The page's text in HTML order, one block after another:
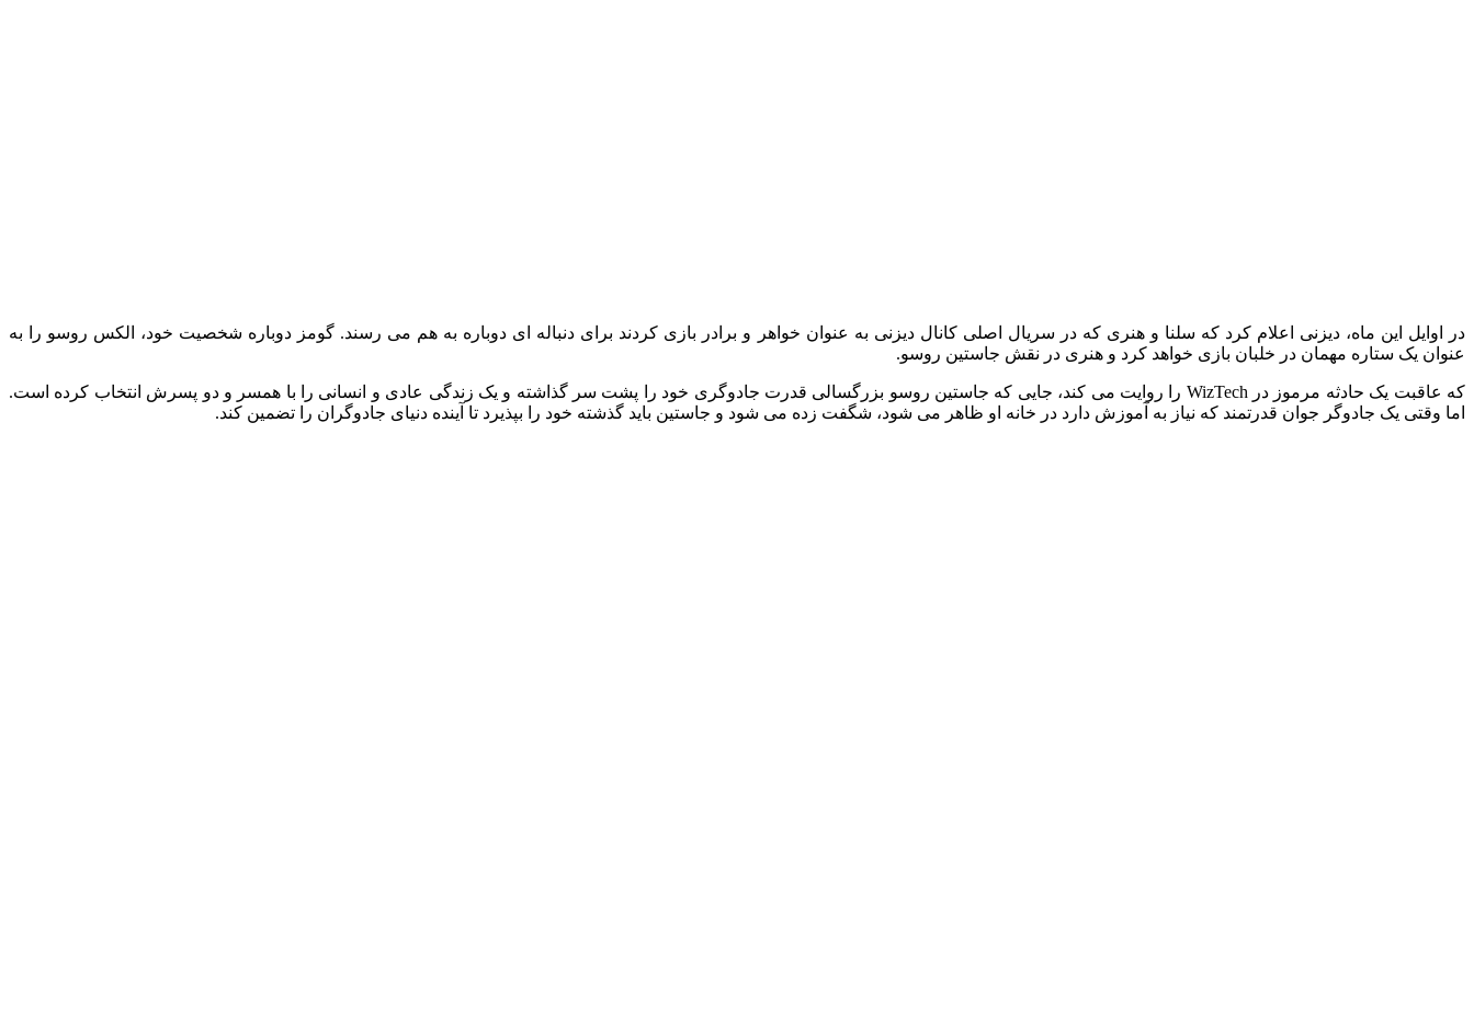
در اوایل این ماه، دیزنی اعلام کرد که سلنا و هنری که در سریال اصلی کانال دیزنی به عنوان خواهر و برادر بازی کردند برای دنباله ای دوباره به هم می رسند. گومز دوباره شخصیت خود، الکس روسو را به
عنوان یک ستاره مهمان در خلبان بازی خواهد کرد و هنری در نقش جاستین روسو.
که عاقبت یک حادثه مرموز در WizTech را روایت می‌ کند، جایی که جاستین روسو بزرگسالی قدرت جادوگری خود را پشت سر گذاشته و یک زندگی عادی و انسانی را با همسر و دو پسرش انتخاب کرده است.
اما وقتی یک جادوگر جوان قدرتمند که نیاز به آموزش دارد در خانه او ظاهر می شود، شگفت زده می شود و جاستین باید گذشته خود را بپذیرد تا آینده دنیای جادوگران را تضمین کند.